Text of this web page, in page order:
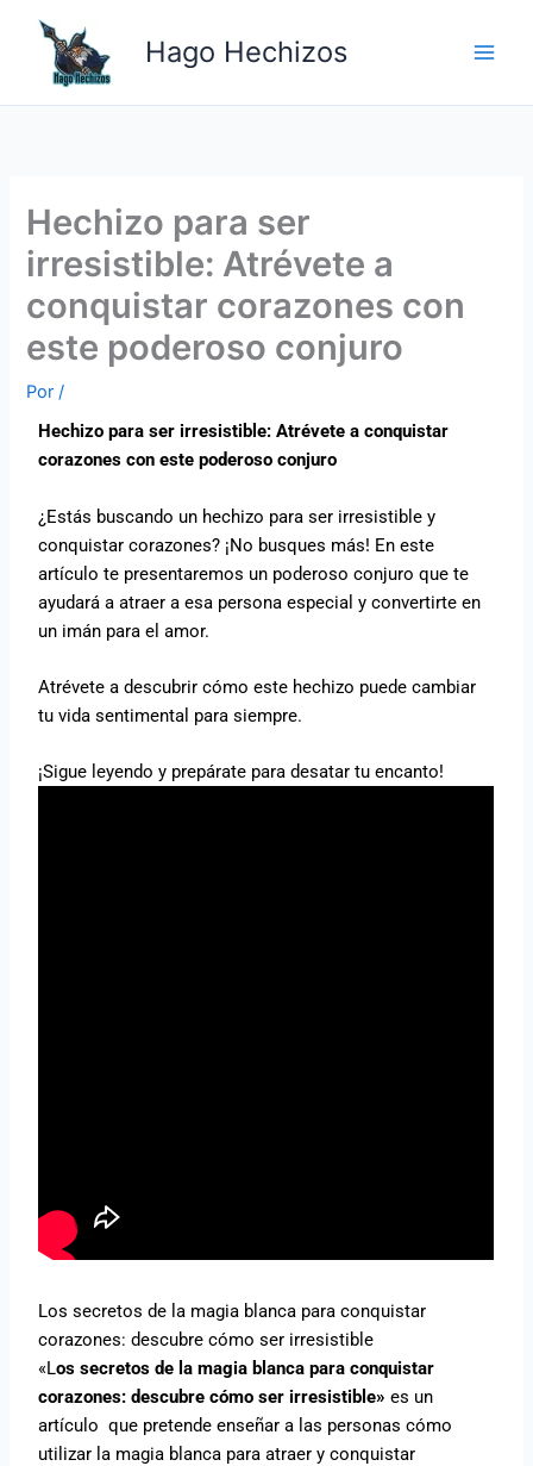
contenido
Hago Hechizos
Hechizo para ser
irresistible: Atrévete a
conquistar corazones con
este poderoso conjuro
Por/
Hechizo para ser irresistible: Atrévete a conquistar
corazones con este poderoso conjuro
¿Estás buscando un hechizo para ser irresistible y
conquistar corazones? ¡No busques más! En este
artículo te presentaremos un poderoso conjuro que te
ayudará a atraer a esa persona especial y convertirte en
un imán para el amor.
Atrévete a descubrir cómo este hechizo puede cambiar
tu vida sentimental para siempre.
¡Sigue leyendo y prepárate para desatar tu encanto!
Los secretos de la magia blanca para conquistar
corazones: descubre cómo ser irresistible
«Los secretos de la magia blanca para conquistar
corazones: descubre cómo ser irresistible» es un
artículo que pretende enseñar a las personas cómo
utilizar la magia blanca para atraer y conquistar